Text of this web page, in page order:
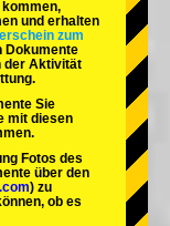
und erhalten
zum
Dokumente
der Aktivität
Sie
mit diesen
Fotos des
über den
) zu
ob es